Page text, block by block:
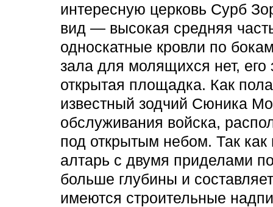
интересную церковь Сурб
вид — высокая средняя
односкатные кровли по
зала для молящихся нет,
открытая площадка. Как
известный зодчий Сюника
обслуживания войска,
под открытым небом. Так
алтарь с двумя приделами
больше глубины и
имеются строительные